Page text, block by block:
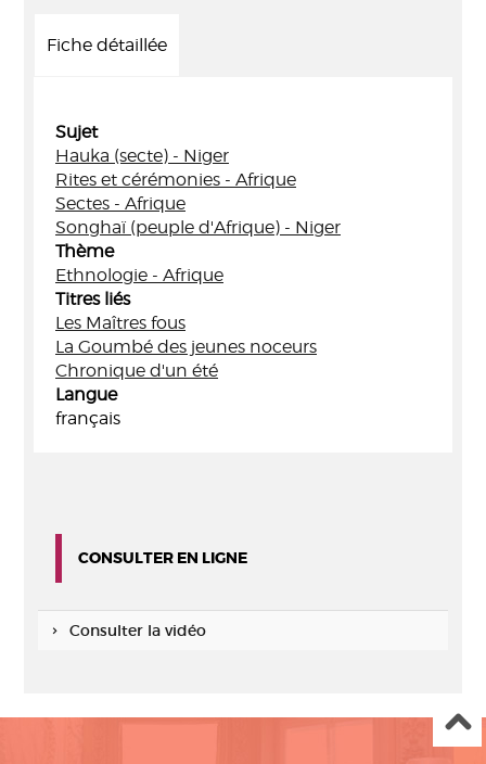
Fiche détaillée
Sujet
Hauka (secte) - Niger
Rites et cérémonies - Afrique
Sectes - Afrique
Songhaï (peuple d'Afrique) - Niger
Thème
Ethnologie - Afrique
Titres liés
Les Maîtres fous
La Goumbé des jeunes noceurs
Chronique d'un été
Langue
français
CONSULTER EN LIGNE
Consulter la vidéo